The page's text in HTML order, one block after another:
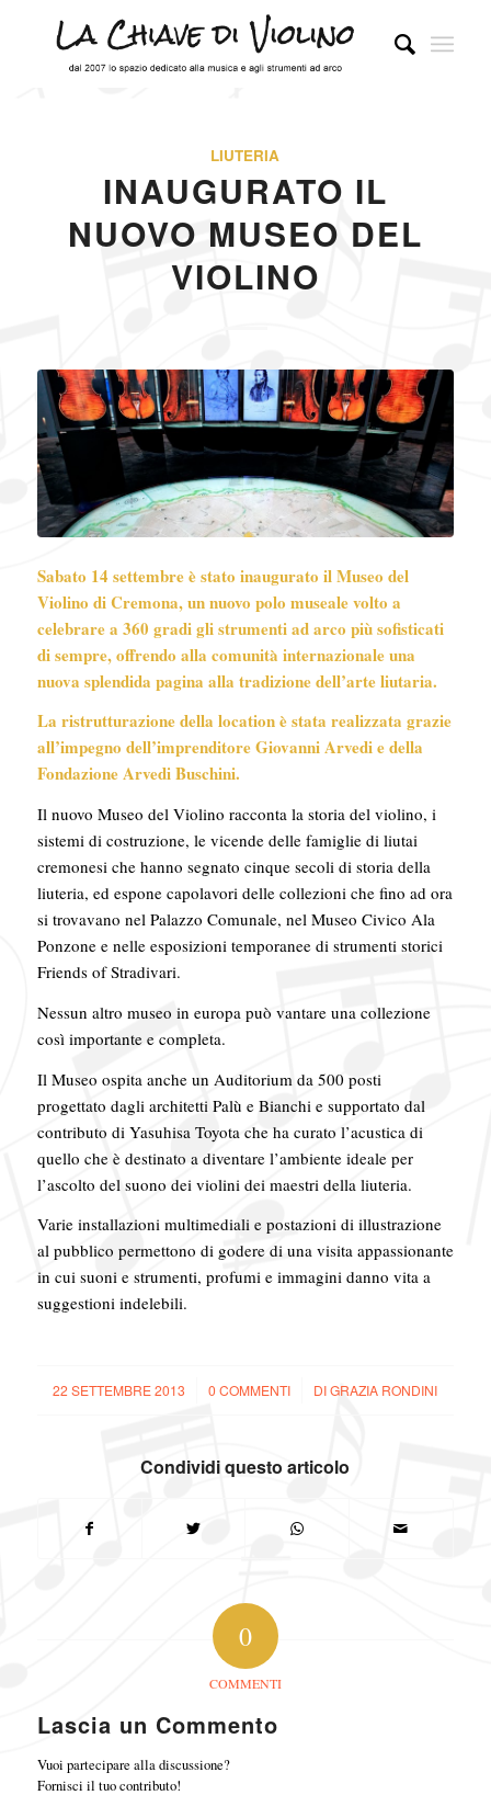
LIUTERIA
INAUGURATO IL
NUOVO MUSEO DEL
VIOLINO
Sabato 14 settembre è stato inaugurato il Museo del
Violino di Cremona, un nuovo polo museale volto a
celebrare a 360 gradi gli strumenti ad arco più sofisticati
di sempre, offrendo alla comunità internazionale una
nuova splendida pagina alla tradizione dell’arte liutaria.
La ristrutturazione della location è stata realizzata grazie
all’impegno dell’imprenditore Giovanni Arvedi e della
Fondazione Arvedi Buschini.
Il nuovo Museo del Violino racconta la storia del violino, i
sistemi di costruzione, le vicende delle famiglie di liutai
cremonesi che hanno segnato cinque secoli di storia della
liuteria, ed espone capolavori delle collezioni che fino ad ora
si trovavano nel Palazzo Comunale, nel Museo Civico Ala
Ponzone e nelle esposizioni temporanee di strumenti storici
Friends of Stradivari.
Nessun altro museo in europa può vantare una collezione
così importante e completa.
Il Museo ospita anche un Auditorium da 500 posti
progettato dagli architetti Palù e Bianchi e supportato dal
contributo di Yasuhisa Toyota che ha curato l’acustica di
quello che è destinato a diventare l’ambiente ideale per
l’ascolto del suono dei violini dei maestri della liuteria.
Varie installazioni multimediali e postazioni di illustrazione
al pubblico permettono di godere di una visita appassionante
in cui suoni e strumenti, profumi e immagini danno vita a
suggestioni indelebili.
22 SETTEMBRE 2013
/ 0 COMMENTI
/ DIGRAZIA RONDINI
Condividi questo articolo
0
COMMENTI
Lascia un Commento
Vuoi partecipare alla discussione?
Fornisci il tuo contributo!